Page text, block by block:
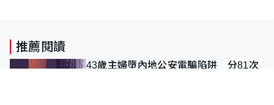
推薦閱讀
43歲主婦墮內地公安電騙陷阱 分81次